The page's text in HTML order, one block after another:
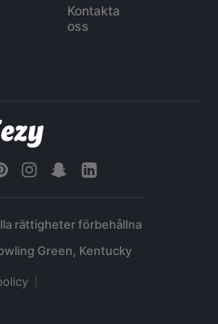
Kontakta
oss
rättigheter förbehållna